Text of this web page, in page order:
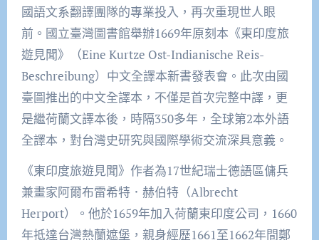
國語文系翻譯團隊的專業投入，再次重現世人眼
前。國立臺灣圖書館舉辦1669年原刻本《東印度旅
遊見聞》（Eine Kurtze Ost-Indianische Reis-
Beschreibung）中文全譯本新書發表會。此次由國
臺圖推出的中文全譯本，不僅是首次完整中譯，更
是繼荷蘭文譯本後，時隔350多年，全球第2本外語
全譯本，對台灣史研究與國際學術交流深具意義。
《東印度旅遊見聞》作者為17世紀瑞士德語區傭兵
兼畫家阿爾布雷希特．赫伯特（Albrecht
Herport）。他於1659年加入荷蘭東印度公司， 1660
年抵達台灣熱蘭遮堡，親身經歷1661至1662年間鄭